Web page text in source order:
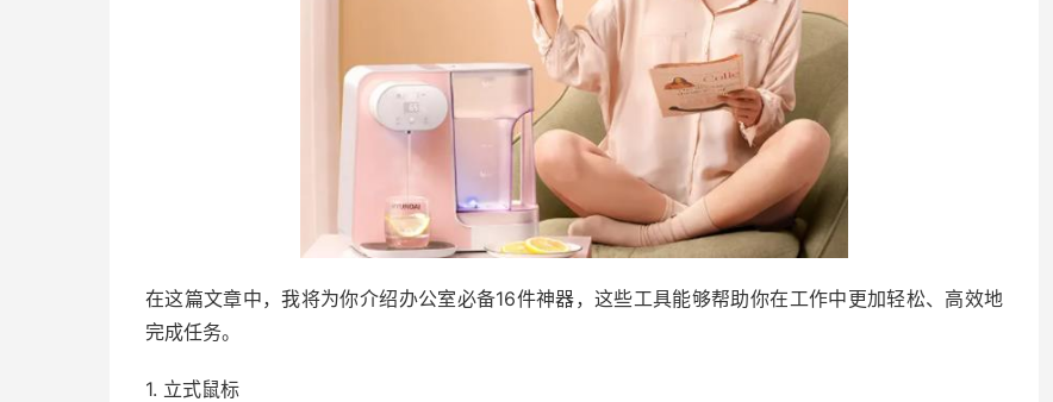
在这篇文章中，我将为你介绍办公室必备16件神器，这些工具能够帮助你在工作中更加轻松、高效地
完成任务。
1. 立式鼠标